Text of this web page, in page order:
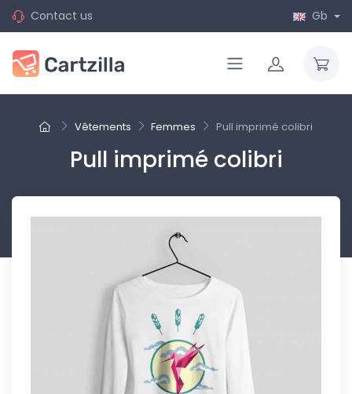
Contact us Gb
Vêtements Femmes Pull imprimé colibri
Pull imprimé colibri